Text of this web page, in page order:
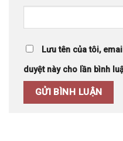
Lưu tên của tôi,
duyệt này cho lần bình